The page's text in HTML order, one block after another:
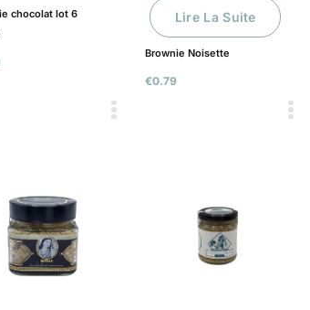
chocolat lot 6
€0.79
Brownie Noisette
Lire La Suite